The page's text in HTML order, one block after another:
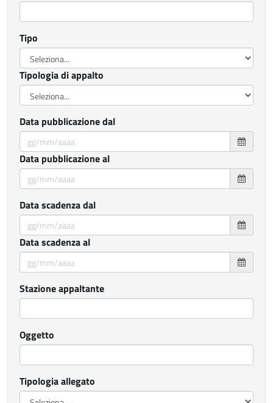
Tipo
Tipologia di appalto
Data pubblicazione dal
Data pubblicazione al
Data scadenza dal
Data scadenza al
Stazione appaltante
Oggetto
Tipologia allegato